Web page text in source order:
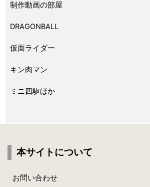
制作動画の部屋
DRAGONBALL
仮面ライダー
キン肉マン
ミニ四駆ほか
本サイトについて
お問い合わせ